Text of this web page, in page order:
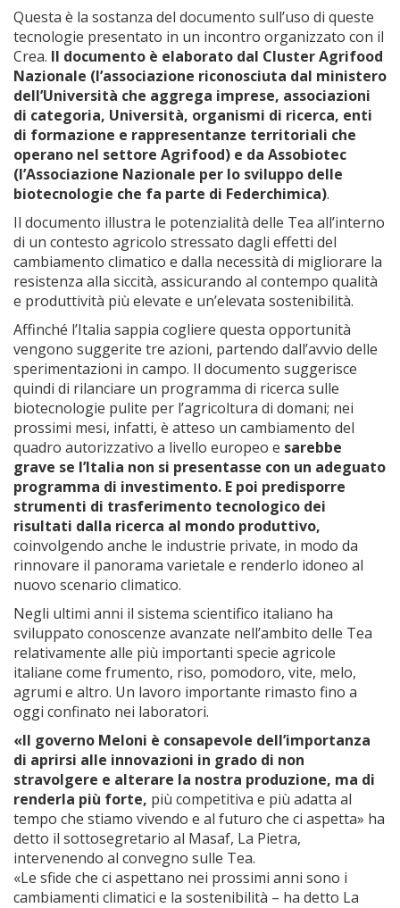
Questa è la sostanza del documento sull’uso di queste
tecnologie presentato in un incontro organizzato con il
Crea. Il documento è elaborato dal Cluster Agrifood
Nazionale (l’associazione riconosciuta dal ministero
dell’Università che aggrega imprese, associazioni
di categoria, Università, organismi di ricerca, enti
di formazione e rappresentanze territoriali che
operano nel settore Agrifood) e da Assobiotec
(l’Associazione Nazionale per lo sviluppo delle
biotecnologie che fa parte di Federchimica).
Il documento illustra le potenzialità delle Tea all’interno
di un contesto agricolo stressato dagli effetti del
cambiamento climatico e dalla necessità di migliorare la
resistenza alla siccità, assicurando al contempo qualità
e produttività più elevate e un’elevata sostenibilità.
Affinché l’Italia sappia cogliere questa opportunità
vengono suggerite tre azioni, partendo dall’avvio delle
sperimentazioni in campo. Il documento suggerisce
quindi di rilanciare un programma di ricerca sulle
biotecnologie pulite per l’agricoltura di domani; nei
prossimi mesi, infatti, è atteso un cambiamento del
quadro autorizzativo a livello europeo e sarebbe
grave se l’Italia non si presentasse con un adeguato
programma di investimento. E poi predisporre
strumenti di trasferimento tecnologico dei
risultati dalla ricerca al mondo produttivo,
coinvolgendo anche le industrie private, in modo da
rinnovare il panorama varietale e renderlo idoneo al
nuovo scenario climatico.
Negli ultimi anni il sistema scientifico italiano ha
sviluppato conoscenze avanzate nell’ambito delle Tea
relativamente alle più importanti specie agricole
italiane come frumento, riso, pomodoro, vite, melo,
agrumi e altro. Un lavoro importante rimasto fino a
oggi confinato nei laboratori.
«Il governo Meloni è consapevole dell’importanza
di aprirsi alle innovazioni in grado di non
stravolgere e alterare la nostra produzione, ma di
renderla più forte, più competitiva e più adatta al
tempo che stiamo vivendo e al futuro che ci aspetta» ha
detto il sottosegretario al Masaf, La Pietra,
intervenendo al convegno sulle Tea.
«Le sfide che ci aspettano nei prossimi anni sono i
cambiamenti climatici e la sostenibilità – ha detto La